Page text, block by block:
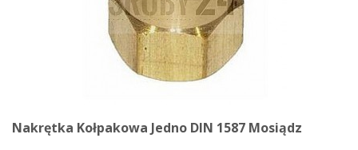
Nakrętka Kołpakowa Jedno DIN 1587 Mosiądz